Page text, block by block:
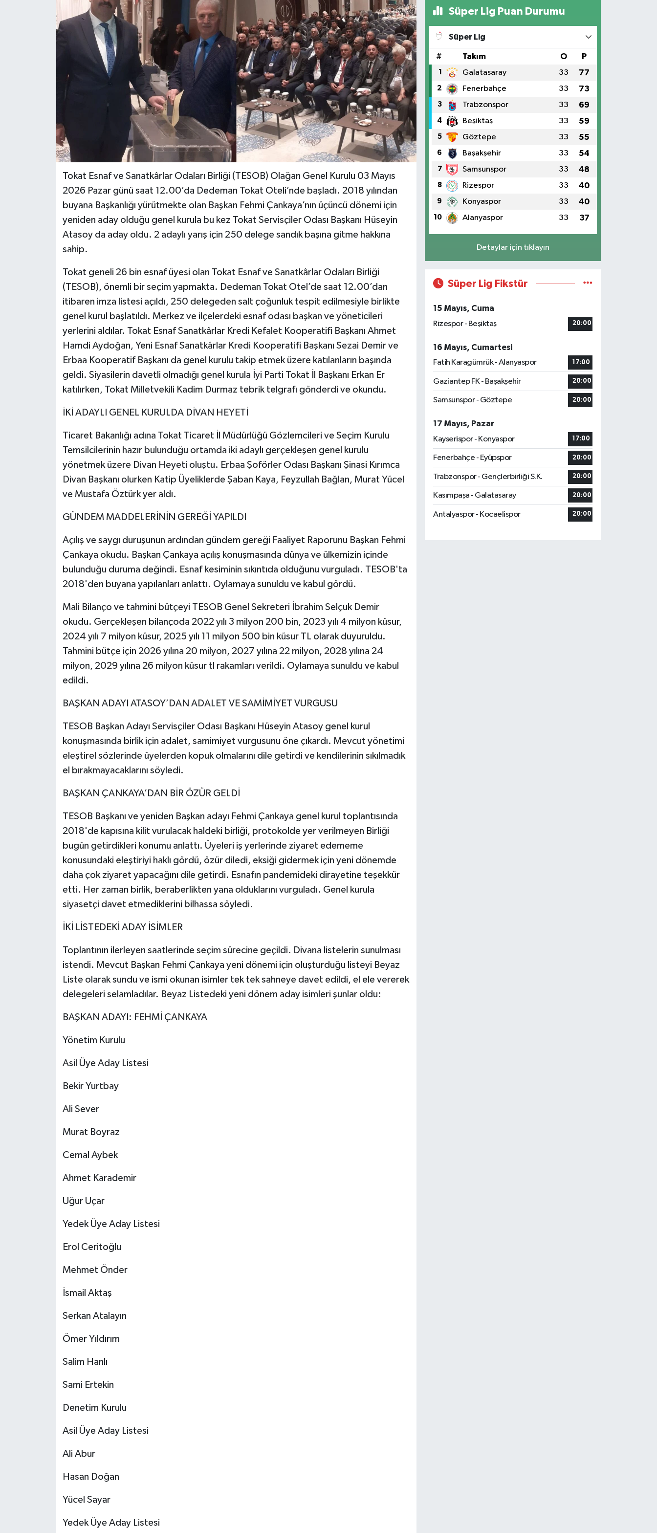
Tokat Esnaf ve Sanatkârlar Odaları Birliği (TESOB) Olağan Genel Kurulu 03 Mayıs
2026 Pazar günü saat 12.00’da Dedeman Tokat Oteli’nde başladı. 2018 yılından
buyana Başkanlığı yürütmekte olan Başkan Fehmi Çankaya’nın üçüncü dönemi için
yeniden aday olduğu genel kurula bu kez Tokat Servisçiler Odası Başkanı Hüseyin
Atasoy da aday oldu. 2 adaylı yarış için 250 delege sandık başına gitme hakkına
sahip.
Tokat geneli 26 bin esnaf üyesi olan Tokat Esnaf ve Sanatkârlar Odaları Birliği
(TESOB), önemli bir seçim yapmakta. Dedeman Tokat Otel’de saat 12.00’dan
itibaren imza listesi açıldı, 250 delegeden salt çoğunluk tespit edilmesiyle birlikte
genel kurul başlatıldı. Merkez ve ilçelerdeki esnaf odası başkan ve yöneticileri
yerlerini aldılar. Tokat Esnaf Sanatkârlar Kredi Kefalet Kooperatifi Başkanı Ahmet
Hamdi Aydoğan, Yeni Esnaf Sanatkârlar Kredi Kooperatifi Başkanı Sezai Demir ve
Erbaa Kooperatif Başkanı da genel kurulu takip etmek üzere katılanların başında
geldi. Siyasilerin davetli olmadığı genel kurula İyi Parti Tokat İl Başkanı Erkan Er
katılırken, Tokat Milletvekili Kadim Durmaz tebrik telgrafı gönderdi ve okundu.
İKİ ADAYLI GENEL KURULDA DİVAN HEYETİ
Ticaret Bakanlığı adına Tokat Ticaret İl Müdürlüğü Gözlemcileri ve Seçim Kurulu
Temsilcilerinin hazır bulunduğu ortamda iki adaylı gerçekleşen genel kurulu
yönetmek üzere Divan Heyeti oluştu. Erbaa Şoförler Odası Başkanı Şinasi Kırımca
Divan Başkanı olurken Katip Üyeliklerde Şaban Kaya, Feyzullah Bağlan, Murat Yücel
ve Mustafa Öztürk yer aldı.
GÜNDEM MADDELERİNİN GEREĞİ YAPILDI
Açılış ve saygı duruşunun ardından gündem gereği Faaliyet Raporunu Başkan Fehmi
Çankaya okudu. Başkan Çankaya açılış konuşmasında dünya ve ülkemizin içinde
bulunduğu duruma değindi. Esnaf kesiminin sıkıntıda olduğunu vurguladı. TESOB'ta
2018'den buyana yapılanları anlattı. Oylamaya sunuldu ve kabul gördü.
Mali Bilanço ve tahmini bütçeyi TESOB Genel Sekreteri İbrahim Selçuk Demir
okudu. Gerçekleşen bilançoda 2022 yılı 3 milyon 200 bin, 2023 yılı 4 milyon küsur,
2024 yılı 7 milyon küsur, 2025 yılı 11 milyon 500 bin küsur TL olarak duyuruldu.
Tahmini bütçe için 2026 yılına 20 milyon, 2027 yılına 22 milyon, 2028 yılına 24
milyon, 2029 yılına 26 milyon küsur tl rakamları verildi. Oylamaya sunuldu ve kabul
edildi.
BAŞKAN ADAYI ATASOY’DAN ADALET VE SAMİMİYET VURGUSU
TESOB Başkan Adayı Servisçiler Odası Başkanı Hüseyin Atasoy genel kurul
konuşmasında birlik için adalet, samimiyet vurgusunu öne çıkardı. Mevcut yönetimi
eleştirel sözlerinde üyelerden kopuk olmalarını dile getirdi ve kendilerinin sıkılmadık
el bırakmayacaklarını söyledi.
BAŞKAN ÇANKAYA’DAN BİR ÖZÜR GELDİ
TESOB Başkanı ve yeniden Başkan adayı Fehmi Çankaya genel kurul toplantısında
2018'de kapısına kilit vurulacak haldeki birliği, protokolde yer verilmeyen Birliği
bugün getirdikleri konumu anlattı. Üyeleri iş yerlerinde ziyaret edememe
konusundaki eleştiriyi haklı gördü, özür diledi, eksiği gidermek için yeni dönemde
daha çok ziyaret yapacağını dile getirdi. Esnafın pandemideki dirayetine teşekkür
etti. Her zaman birlik, beraberlikten yana olduklarını vurguladı. Genel kurula
siyasetçi davet etmediklerini bilhassa söyledi.
İKİ LİSTEDEKİ ADAY İSİMLER
Toplantının ilerleyen saatlerinde seçim sürecine geçildi. Divana listelerin sunulması
istendi. Mevcut Başkan Fehmi Çankaya yeni dönemi için oluşturduğu listeyi Beyaz
Liste olarak sundu ve ismi okunan isimler tek tek sahneye davet edildi, el ele vererek
delegeleri selamladılar. Beyaz Listedeki yeni dönem aday isimleri şunlar oldu:
BAŞKAN ADAYI: FEHMİ ÇANKAYA
Yönetim Kurulu
Asil Üye Aday Listesi
Bekir Yurtbay
Ali Sever
Murat Boyraz
Cemal Aybek
Ahmet Karademir
Uğur Uçar
Yedek Üye Aday Listesi
Erol Ceritoğlu
Mehmet Önder
İsmail Aktaş
Serkan Atalayın
Ömer Yıldırım
Salim Hanlı
Sami Ertekin
Denetim Kurulu
Asil Üye Aday Listesi
Ali Abur
Hasan Doğan
Yücel Sayar
Yedek Üye Aday Listesi
Süper Lig Puan Durumu
Süper Lig
# Takım O P
1 Galatasaray 33 77
2 Fenerbahçe 33 73
3 Trabzonspor 33 69
4 Beşiktaş 33 59
5 Göztepe 33 55
6 Başakşehir 33 54
7 Samsunspor 33 48
8 Rizespor 33 40
9 Konyaspor 33 40
10 Alanyaspor 33 37
Detaylar için tıklayın
Süper Lig Fikstür
15 Mayıs, Cuma
Rizespor - Beşiktaş
20:00
16 Mayıs, Cumartesi
Fatih Karagümrük - Alanyaspor
17:00
Gaziantep FK - Başakşehir 20:00
Samsunspor - Göztepe 20:00
17 Mayıs, Pazar
Kayserispor - Konyaspor
17:00
Fenerbahçe - Eyüpspor 20:00
Trabzonspor - Gençlerbirliği S.K. 20:00
Kasımpaşa - Galatasaray 20:00
Antalyaspor - Kocaelispor 20:00